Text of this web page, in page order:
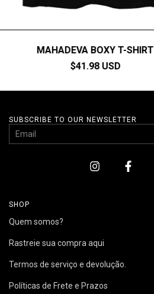
MAHADEVA BOXY T-SHIRT
$41.98 USD
SUBSCRIBE TO OUR NEWSLETTER
SHOP
Quem somos?
Rastreie sua compra aqui
Termos de serviço e devolução.
Políticas de Frete e Prazos